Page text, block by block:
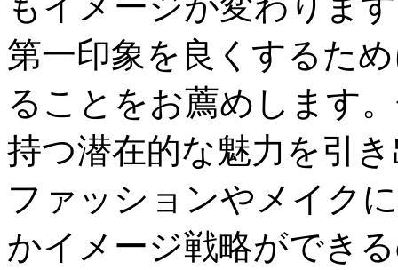
第一印象を良くするた
ることをお薦めします
持つ潜在的な魅力を引
ファッションやメイク
かイメージ戦略ができ